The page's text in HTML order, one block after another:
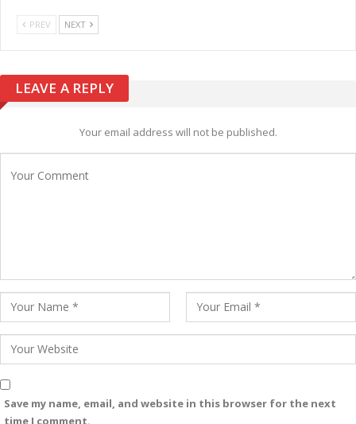
PREV NEXT
LEAVE A REPLY
Your email address will not be published.
Save my name, email, and website in this browser for the next
time I comment.